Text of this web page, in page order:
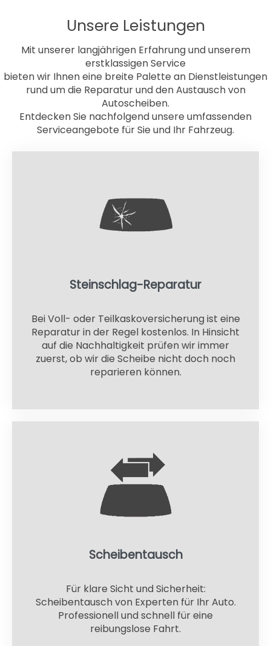
Unsere Leistungen
Mit unserer langjährigen Erfahrung und unserem
erstklassigen Service
bieten wir Ihnen eine breite Palette an Dienstleistungen
rund um die Reparatur und den Austausch von
Autoscheiben.
Entdecken Sie nachfolgend unsere umfassenden
Serviceangebote für Sie und Ihr Fahrzeug.
Steinschlag-Reparatur
Bei Voll- oder Teilkaskoversicherung ist eine
Reparatur in der Regel kostenlos. In Hinsicht
auf die Nachhaltigkeit prüfen wir immer
zuerst, ob wir die Scheibe nicht doch noch
reparieren können.
Scheibentausch
Für klare Sicht und Sicherheit:
Scheibentausch von Experten für Ihr Auto.
Professionell und schnell für eine
reibungslose Fahrt.